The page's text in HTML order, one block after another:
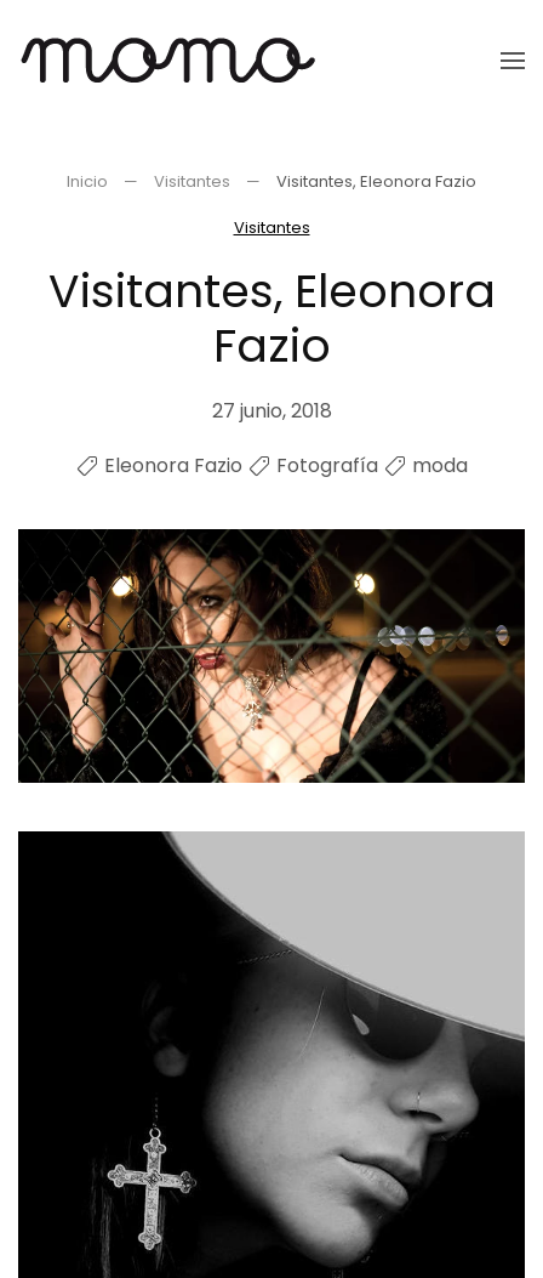
Ir
Inicio Visitantes
Visitantes, Eleonora Fazio
Visitantes
Visitantes, Eleonora
Fazio
27 junio, 2018
Eleonora Fazio
Fotografía moda